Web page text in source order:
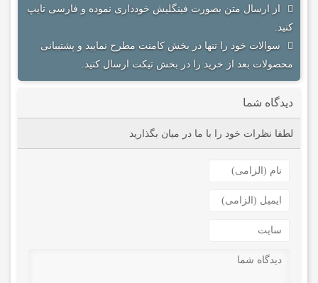
از ارسال متن بصورت فینگلیش خودداری نموده و فارسی تایپ
کنید.
سوالات خود را تنها در بخش کامنت مطرح نمایید و پشتیبانی
محصولات بعد از خرید را در بخش تیکت ارسال کنید.
دیدگاه شما
لطفا نظرات خود را با ما در میان بگذارید